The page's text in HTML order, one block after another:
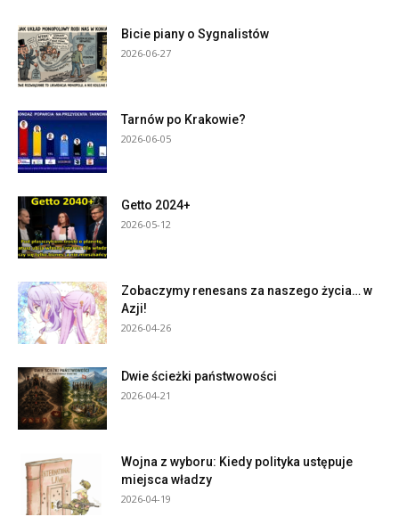
Bicie piany o Sygnalistów
2026-06-27
Tarnów po Krakowie?
2026-06-05
Getto 2024+
2026-05-12
Zobaczymy renesans za naszego życia… w
Azji!
2026-04-26
Dwie ścieżki państwowości
2026-04-21
Wojna z wyboru: Kiedy polityka ustępuje
miejsca władzy
2026-04-19